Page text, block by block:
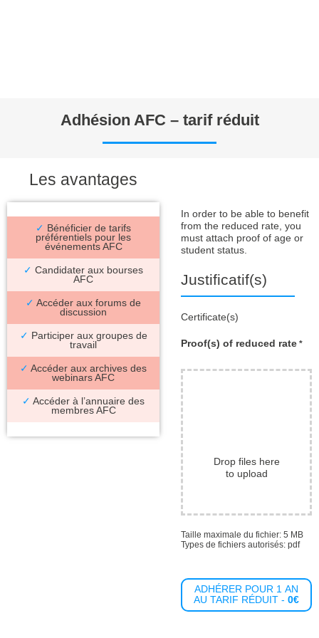
Adhésion AFC – tarif réduit
Les avantages
✓ Bénéficier de tarifs
préférentiels pour les
événements AFC
✓ Candidater aux bourses
AFC
✓ Accéder aux forums de
discussion
✓ Participer aux groupes de
travail
✓ Accéder aux archives des
webinars AFC
✓ Accéder à l’annuaire des
membres AFC
In order to be able to benefit
from the reduced rate, you
must attach proof of age or
student status.
Justificatif(s)
Certificate(s)
Proof(s) of reduced rate *
Drop files here
to upload
Taille maximale du fichier: 5 MB
Types de fichiers autorisés: pdf
ADHÉRER POUR 1 AN
AU TARIF RÉDUIT - 0€